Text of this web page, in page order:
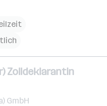
Zolldeklarantin
GmbH